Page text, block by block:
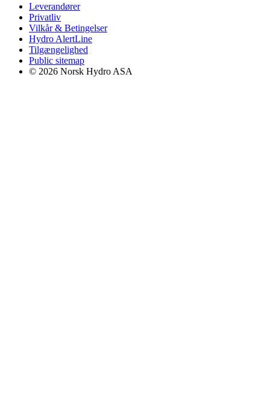
Leverandører
Privatliv
Vilkår & Betingelser
Hydro AlertLine
Tilgængelighed
Public sitemap
© 2026 Norsk Hydro ASA